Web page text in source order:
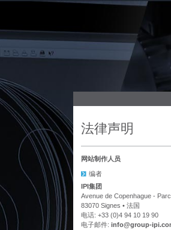
法律声明
网站制作人员
编者
IPI集团
Avenue de Copenhague -
83070 Signes • 法国
电话: +33 (0)4 94 10 19 90
电子邮件: info@group-